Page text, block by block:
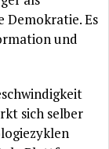
Demokratie. Es
und
sich selber